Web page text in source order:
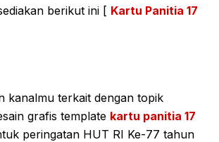
berikut ini [ Kartu Panitia 17
kanalmu terkait dengan topik
grafis template kartu panitia 17
peringatan HUT RI Ke-77 tahun